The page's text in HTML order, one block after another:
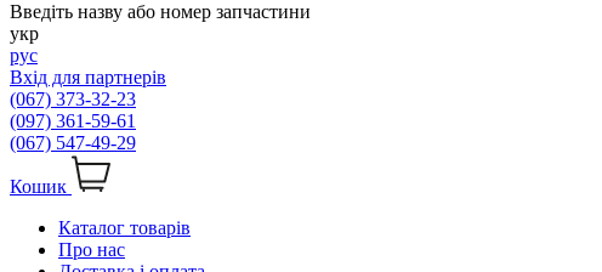
Введіть назву або номер запчастини
укр
рус
Вхід для партнерів
(067) 373-32-23
(097) 361-59-61
(067) 547-49-29
Кошик
Каталог товарів
Про нас